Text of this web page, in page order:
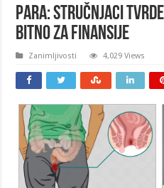
PARA: Stručnjaci
BITNO za FINANSIJE
Zanimljivosti 4,029 Views